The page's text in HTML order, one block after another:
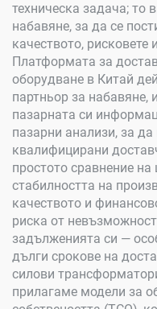
техническа задача; то
набавяне, за да се
качеството, рисковете
Платформата за
оборудване в Китай
партньор за
пазарната си
пазарни анализи, за
квалифицирани
простото сравнение
стабилността на
качеството и
риска от
задълженията си —
дълги срокове на
силови
прилагаме модели за